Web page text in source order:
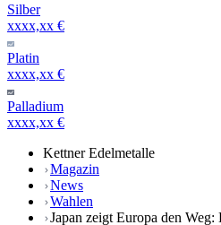
Silber
xxxx,xx €
Platin
xxxx,xx €
Palladium
xxxx,xx €
Kettner Edelmetalle
Magazin
News
Wahlen
Japan zeigt Europa den